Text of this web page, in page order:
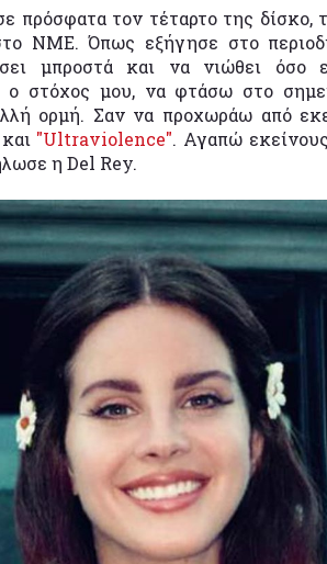
πρόσφατα τον τέταρτο της δίσκο,
ΝΜΕ. Όπως εξήγησε στο
μπροστά και να νιώθει όσο
ο στόχος μου, να φτάσω στο
ορμή. Σαν να προχωράω από
και "Ultraviolence". Αγαπώ
η Del Rey.